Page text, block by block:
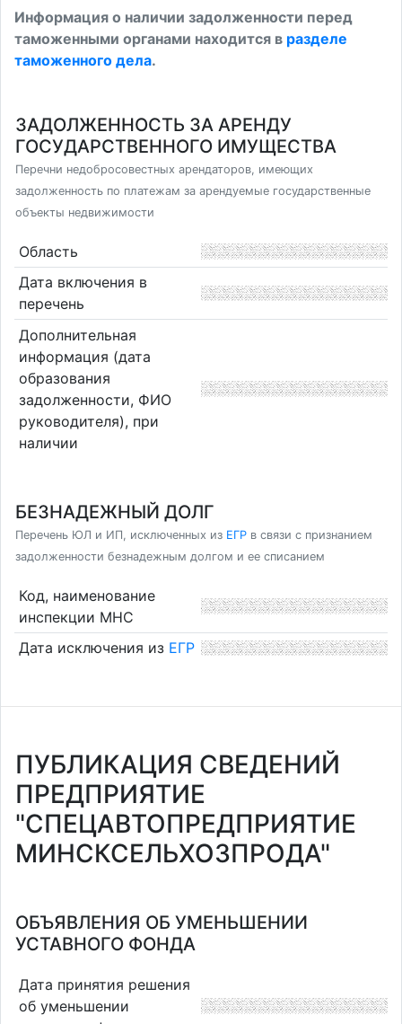
Информация о наличии задолженности перед
таможенными органами находится в разделе
таможенного дела.
ЗАДОЛЖЕННОСТЬ ЗА АРЕНДУ
ГОСУДАРСТВЕННОГО ИМУЩЕСТВА
Перечни недобросовестных арендаторов, имеющих
задолженность по платежам за арендуемые государственные
объекты недвижимости
Область
Дата включения в
перечень
Дополнительная
информация (дата
образования
задолженности, ФИО
руководителя), при
наличии
БЕЗНАДЕЖНЫЙ ДОЛГ
Перечень ЮЛ и ИП, исключенных из ЕГР в связи с признанием
задолженности безнадежным долгом и ее списанием
Код, наименование
инспекции МНС
Дата исключения из ЕГР
ПУБЛИКАЦИЯ СВЕДЕНИЙ
ПРЕДПРИЯТИЕ
"СПЕЦАВТОПРЕДПРИЯТИЕ
МИНСКСЕЛЬХОЗПРОДА"
ОБЪЯВЛЕНИЯ ОБ УМЕНЬШЕНИИ
УСТАВНОГО ФОНДА
Дата принятия решения
об уменьшении